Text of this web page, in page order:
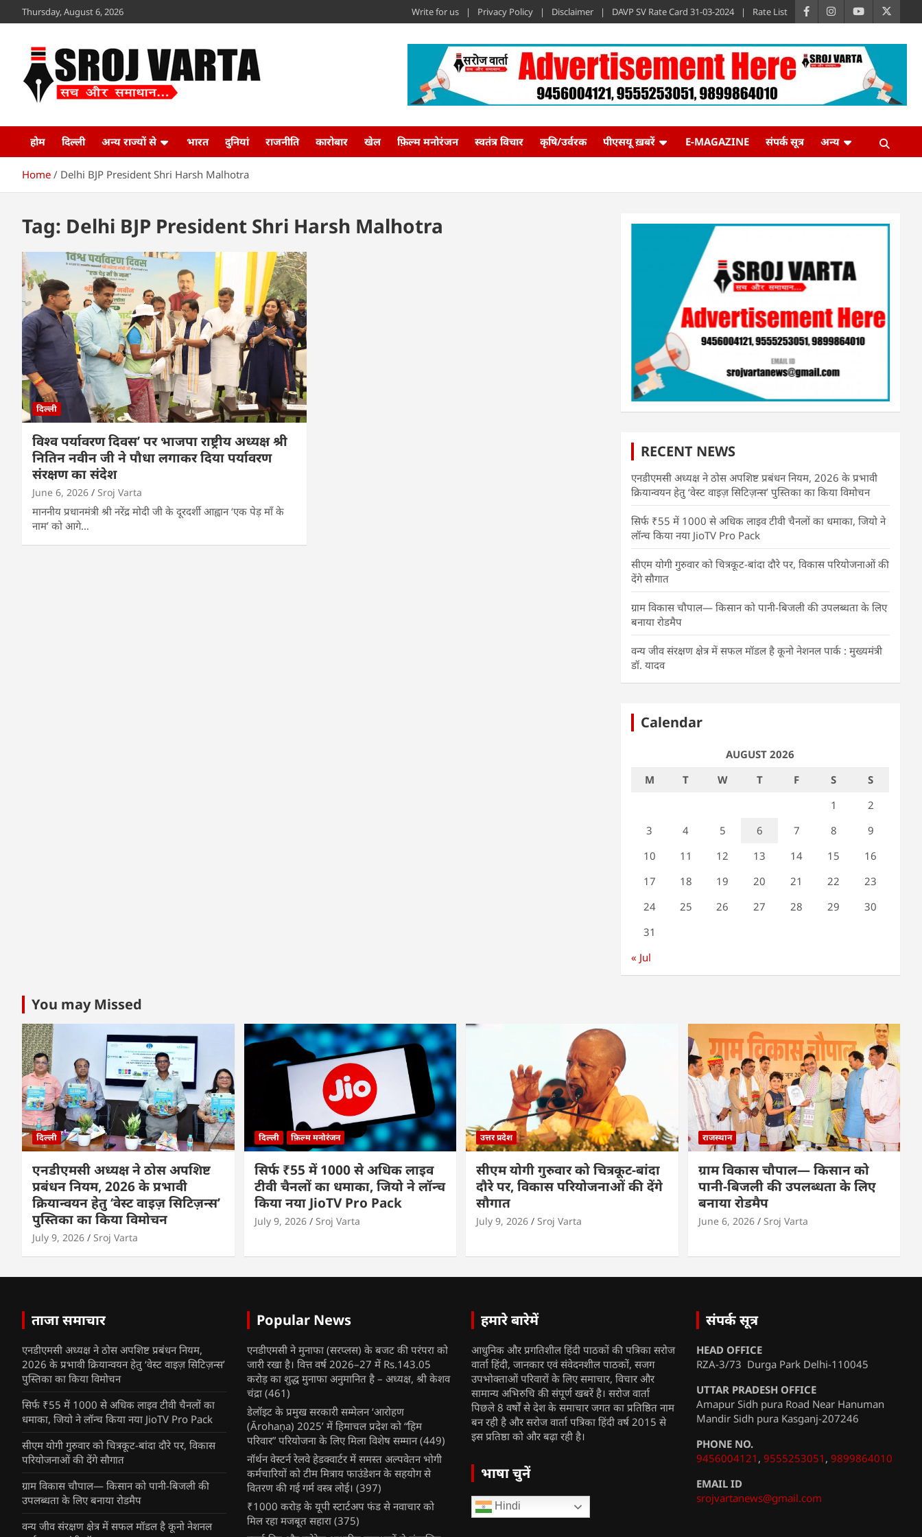
to
Thursday, August 6, 2026 Write for us Privacy Policy Disclaimer DAVP SV Rate Card 31-03-2024 Rate List
Sroj Varta
होम दिल्ली अन्य राज्यों से भारत दुनियां राजनीति कारोबार खेल फ़िल्म मनोरंजन स्वतंत्र विचार कृषि/उर्वरक पीएसयू ख़बरें E-MAGAZINE संपर्क सूत्र अन्य
Home Delhi BJP President Shri Harsh Malhotra
Tag: Delhi BJP President Shri Harsh Malhotra
दिल्ली
विश्व पर्यावरण दिवस’ पर भाजपा राष्ट्रीय अध्यक्ष श्री
नितिन नवीन जी ने पौधा लगाकर दिया पर्यावरण
संरक्षण का संदेश
June 6, 2026 Sroj Varta
माननीय प्रधानमंत्री श्री नरेंद्र मोदी जी के दूरदर्शी आह्वान ‘एक पेड़ माँ के
नाम’ को आगे…
RECENT NEWS
एनडीएमसी अध्यक्ष ने ठोस अपशिष्ट प्रबंधन नियम, 2026 के प्रभावी
क्रियान्वयन हेतु ‘वेस्ट वाइज़ सिटिज़न्स’ पुस्तिका का किया विमोचन
सिर्फ ₹55 में 1000 से अधिक लाइव टीवी चैनलों का धमाका, जियो ने
लॉन्च किया नया JioTV Pro Pack
सीएम योगी गुरुवार को चित्रकूट-बांदा दौरे पर, विकास परियोजनाओं की
देंगे सौगात
ग्राम विकास चौपाल— किसान को पानी-बिजली की उपलब्धता के लिए
बनाया रोडमैप
वन्य जीव संरक्षण क्षेत्र में सफल मॉडल है कूनो नेशनल पार्क : मुख्यमंत्री
डॉ. यादव
Calendar
AUGUST 2026
M
T W T F S
S
1
2
3
4 5 6 7 8
9
10
11 12 13 14 15
16
17
18 19 20 21 22
23
24
25 26 27 28 29
30
31
« Jul
You may Missed
दिल्ली
एनडीएमसी अध्यक्ष ने ठोस अपशिष्ट
प्रबंधन नियम, 2026 के प्रभावी
क्रियान्वयन हेतु ‘वेस्ट वाइज़ सिटिज़न्स’
पुस्तिका का किया विमोचन
July 9, 2026 Sroj Varta
दिल्ली फ़िल्म मनोरंजन
सिर्फ ₹55 में 1000 से अधिक लाइव
टीवी चैनलों का धमाका, जियो ने लॉन्च
किया नया JioTV Pro Pack
July 9, 2026 Sroj Varta
उत्तर प्रदेश
सीएम योगी गुरुवार को चित्रकूट-बांदा
दौरे पर, विकास परियोजनाओं की देंगे
सौगात
July 9, 2026 Sroj Varta
राजस्थान
ग्राम विकास चौपाल— किसान को
पानी-बिजली की उपलब्धता के लिए
बनाया रोडमैप
June 6, 2026 Sroj Varta
ताजा समाचार
एनडीएमसी अध्यक्ष ने ठोस अपशिष्ट प्रबंधन नियम,
2026 के प्रभावी क्रियान्वयन हेतु ‘वेस्ट वाइज़ सिटिज़न्स’
पुस्तिका का किया विमोचन
सिर्फ ₹55 में 1000 से अधिक लाइव टीवी चैनलों का
धमाका, जियो ने लॉन्च किया नया JioTV Pro Pack
सीएम योगी गुरुवार को चित्रकूट-बांदा दौरे पर, विकास
परियोजनाओं की देंगे सौगात
ग्राम विकास चौपाल— किसान को पानी-बिजली की
उपलब्धता के लिए बनाया रोडमैप
वन्य जीव संरक्षण क्षेत्र में सफल मॉडल है कूनो नेशनल
Popular News
एनडीएमसी ने मुनाफा (सरप्लस) के बजट की परंपरा को
जारी रखा है। वित्त वर्ष 2026–27 में Rs.143.05
करोड़ का शुद्ध मुनाफा अनुमानित है – अध्यक्ष, श्री केशव
चंद्रा (461)
डेलॉइट के प्रमुख सरकारी सम्मेलन ‘आरोहण
(Ārohaṇa) 2025’ में हिमाचल प्रदेश को “हिम
परिवार” परियोजना के लिए मिला विशेष सम्मान (449)
नॉर्थन वेस्टर्न रेलवे हेडक्वार्टर में समस्त अल्पवेतन भोगी
कर्मचारियों को टीम मित्राय फाउंडेशन के सहयोग से
वितरण की गई गर्म वस्त्र लोई। (397)
₹1000 करोड़ के यूपी स्टार्टअप फंड से नवाचार को
मिल रहा मजबूत सहारा (375)
हमारे बारेमें
आधुनिक और प्रगतिशील हिंदी पाठकों की पत्रिका सरोज
वार्ता हिंदी, जानकार एवं संवेदनशील पाठकों, सजग
उपभोक्ताओं परिवारों के लिए समाचार, विचार और
सामान्य अभिरुचि की संपूर्ण खबरें है। सरोज वार्ता
पिछले 8 वर्षों से देश के समाचार जगत का प्रतिष्ठित नाम
बन रही है और सरोज वार्ता पत्रिका हिंदी वर्ष 2015 से
इस प्रतिष्ठा को और बढ़ा रही है।
भाषा चुनें
Hindi
संपर्क सूत्र
HEAD OFFICE
RZA-3/73 Durga Park Delhi-110045
UTTAR PRADESH OFFICE
Amapur Sidh pura Road Near Hanuman
Mandir Sidh pura Kasganj-207246
PHONE NO.
9456004121 , 9555253051 , 9899864010
EMAIL ID
srojvartanews@gmail.com